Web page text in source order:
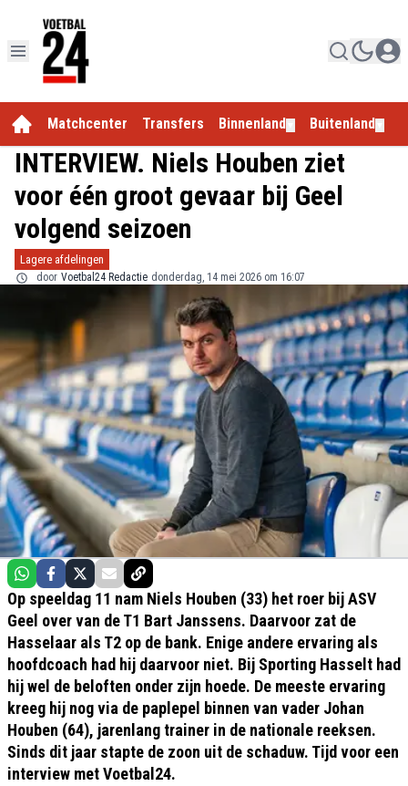
Matchcenter Transfers Binnenland Buitenland
INTERVIEW. Niels Houben ziet
voor één groot gevaar bij Geel
volgend seizoen
Lagere afdelingen
door Voetbal24 Redactie donderdag, 14 mei 2026 om 16:07
Op speeldag 11 nam Niels Houben (33) het roer bij ASV
Geel over van de T1 Bart Janssens. Daarvoor zat de
Hasselaar als T2 op de bank. Enige andere ervaring als
hoofdcoach had hij daarvoor niet. Bij Sporting Hasselt had
hij wel de beloften onder zijn hoede. De meeste ervaring
kreeg hij nog via de paplepel binnen van vader Johan
Houben (64), jarenlang trainer in de nationale reeksen.
Sinds dit jaar stapte de zoon uit de schaduw. Tijd voor een
interview met Voetbal24.